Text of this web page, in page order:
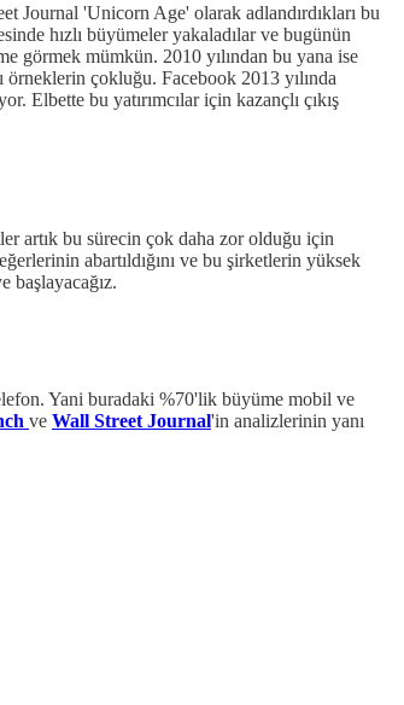
Journal 'Unicorn Age' olarak adlandırdıkları bu
hızlı büyümeler yakaladılar ve bugünün
görmek mümkün. 2010 yılından bu yana ise
örneklerin çokluğu. Facebook 2013 yılında
bu yatırımcılar için kazançlı çıkış
artık bu sürecin çok daha zor olduğu için
abartıldığını ve bu şirketlerin yüksek
başlayacağız.
Yani buradaki %70'lik büyüme mobil ve
ve Wall Street Journal'in analizlerinin yanı